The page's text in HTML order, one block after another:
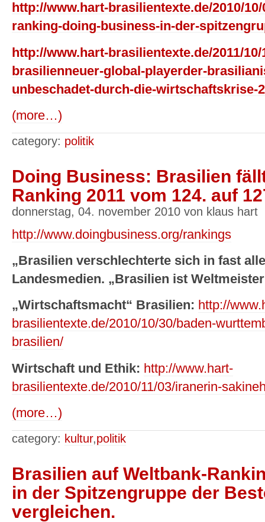
http://www.hart-brasilientexte.de/2010/
ranking-doing-business-in-der-
http://www.hart-brasilientexte.de/2011/
brasilienneuer-global-playerder-
unbeschadet-durch-die-wirtschaftskrise-
(more…)
category: politik
Doing Business: Brasilien
Ranking 2011 vom 124. auf
donnerstag, 04. november 2010 von klaus hart
http://www.doingbusiness.org/rankings
„Brasilien verschlechterte sich in fast
Landesmedien. „Brasilien ist
„Wirtschaftsmacht“ Brasilien: http://
brasilientexte.de/2010/10/30/baden-
brasilien/
Wirtschaft und Ethik: http://www.hart-
brasilientexte.de/2010/11/03/iranerin-
(more…)
category: kultur,politik
Brasilien auf Weltbank-
in der Spitzengruppe der
vergleichen.